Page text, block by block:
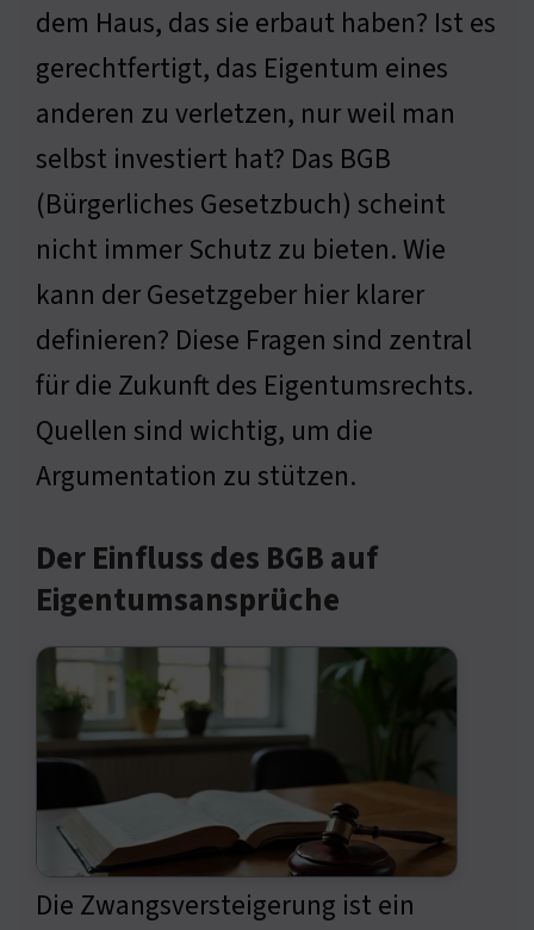
dem Haus, das sie erbaut haben? Ist es
gerechtfertigt, das Eigentum eines
anderen zu verletzen, nur weil man
selbst investiert hat? Das BGB
(Bürgerliches Gesetzbuch) scheint
nicht immer Schutz zu bieten. Wie
kann der Gesetzgeber hier klarer
definieren? Diese Fragen sind zentral
für die Zukunft des Eigentumsrechts.
Quellen sind wichtig, um die
Argumentation zu stützen.
Der Einfluss des BGB auf
Eigentumsansprüche
Die Zwangsversteigerung ist ein